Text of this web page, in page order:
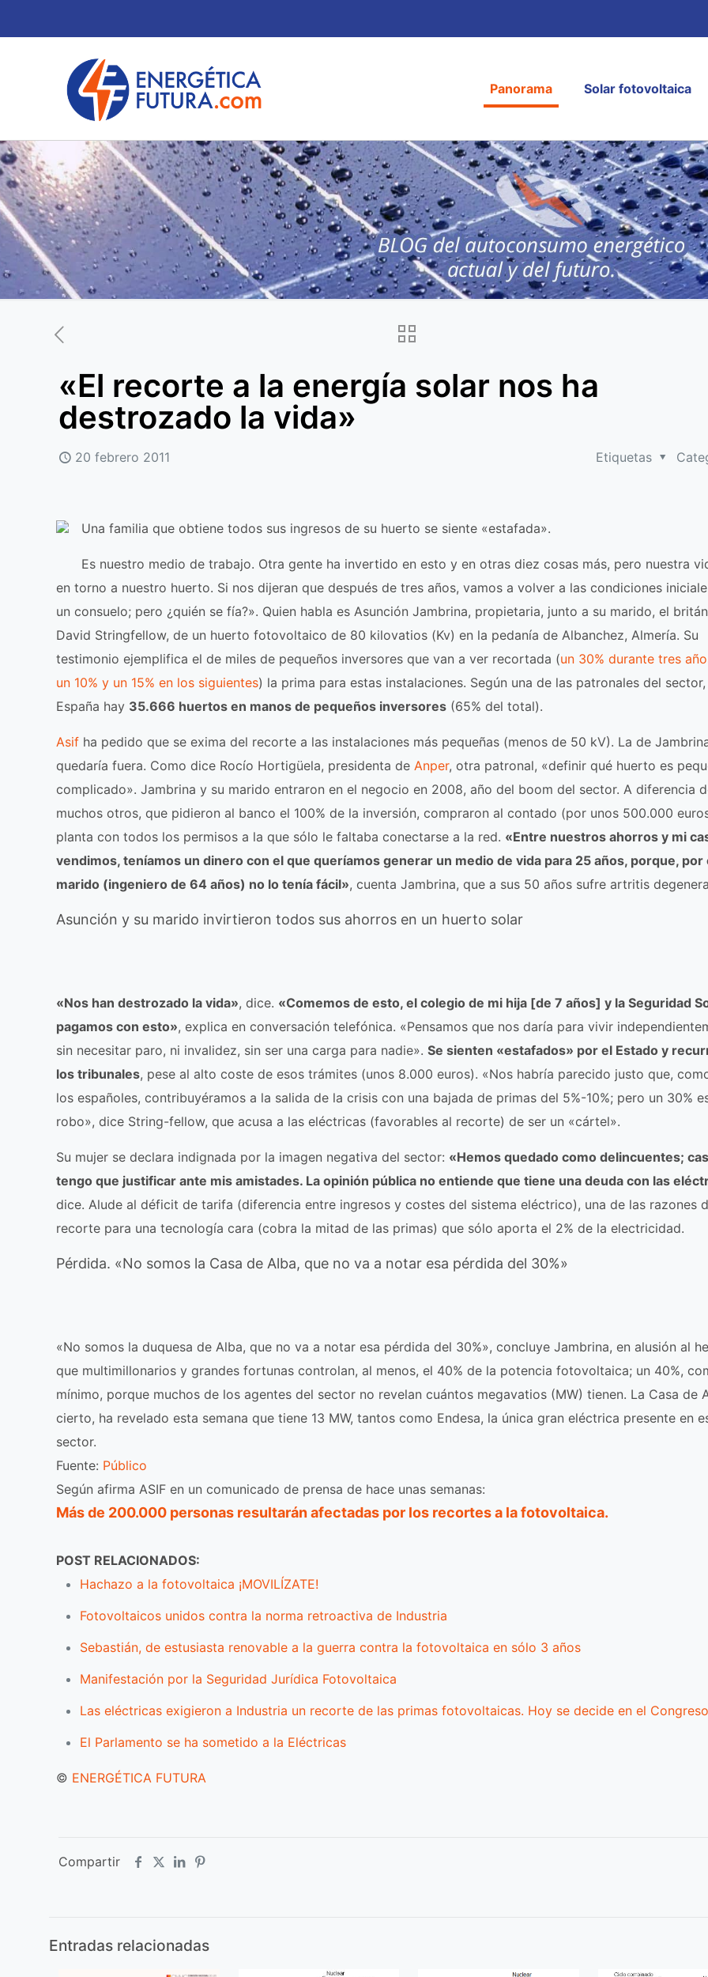
Panorama Solar fotovoltaica
«El recorte a la energía solar nos ha
destrozado la vida»
20 febrero 2011 Etiquetas
Una familia que obtiene todos sus ingresos de su huerto se siente «estafada».
Es nuestro medio de trabajo. Otra gente ha invertido en esto y en otras diez cosas más, pero nuestra
en torno a nuestro huerto. Si nos dijeran que después de tres años, vamos a volver a las condiciones
un consuelo; pero ¿quién se fía?». Quien habla es Asunción Jambrina, propietaria, junto a su marido, el
David Stringfellow, de un huerto fotovoltaico de 80 kilovatios (Kv) en la pedanía de Albanchez, Almería. Su
testimonio ejemplifica el de miles de pequeños inversores que van a ver recortada (un 30% durante tres
un 10% y un 15% en los siguientes) la prima para estas instalaciones. Según una de las patronales del
España hay 35.666 huertos en manos de pequeños inversores (65% del total).
Asif ha pedido que se exima del recorte a las instalaciones más pequeñas (menos de 50 kV). La de
quedaría fuera. Como dice Rocío Hortigüela, presidenta deAnper, otra patronal, «definir qué huerto es
complicado». Jambrina y su marido entraron en el negocio en 2008, año del boom del sector. A diferencia
muchos otros, que pidieron al banco el 100% de la inversión, compraron al contado (por unos 500.000
planta con todos los permisos a la que sólo le faltaba conectarse a la red. «Entre nuestros ahorros y mi
vendimos, teníamos un dinero con el que queríamos generar un medio de vida para 25 años, porque, por
marido (ingeniero de 64 años) no lo tenía fácil», cuenta Jambrina, que a sus 50 años sufre artritis
Asunción y su marido invirtieron todos sus ahorros en un huerto solar
«Nos han destrozado la vida», dice. «Comemos de esto, el colegio de mi hija [de 7 años] y la Seguridad
pagamos con esto», explica en conversación telefónica. «Pensamos que nos daría para vivir
sin necesitar paro, ni invalidez, sin ser una carga para nadie».Se sienten «estafados» por el Estado y
los tribunales, pese al alto coste de esos trámites (unos 8.000 euros). «Nos habría parecido justo que,
los españoles, contribuyéramos a la salida de la crisis con una bajada de primas del 5%-10%; pero un 30%
robo», dice String-fellow, que acusa a las eléctricas (favorables al recorte) de ser un «cártel».
Su mujer se declara indignada por la imagen negativa del sector: «Hemos quedado como delincuentes;
tengo que justificar ante mis amistades. La opinión pública no entiende que tiene una deuda con las
dice. Alude al déficit de tarifa (diferencia entre ingresos y costes del sistema eléctrico), una de las razones
recorte para una tecnología cara (cobra la mitad de las primas) que sólo aporta el 2% de la electricidad.
Pérdida. «No somos la Casa de Alba, que no va a notar esa pérdida del 30%»
«No somos la duquesa de Alba, que no va a notar esa pérdida del 30%», concluye Jambrina, en alusión al
que multimillonarios y grandes fortunas controlan, al menos, el 40% de la potencia fotovoltaica; un 40%,
mínimo, porque muchos de los agentes del sector no revelan cuántos megavatios (MW) tienen. La Casa de
cierto, ha revelado esta semana que tiene 13 MW, tantos como Endesa, la única gran eléctrica presente en
sector.
Fuente: Público
Según afirma ASIF en un comunicado de prensa de hace unas semanas:
Más de 200.000 personas resultarán afectadas por los recortes a la fotovoltaica.
POST RELACIONADOS:
Hachazo a la fotovoltaica ¡MOVILÍZATE!
Fotovoltaicos unidos contra la norma retroactiva de Industria
Sebastián, de estusiasta renovable a la guerra contra la fotovoltaica en sólo 3 años
Manifestación por la Seguridad Jurídica Fotovoltaica
Las eléctricas exigieron a Industria un recorte de las primas fotovoltaicas. Hoy se decide en el
El Parlamento se ha sometido a la Eléctricas
© ENERGÉTICA FUTURA
Compartir
Entradas relacionadas